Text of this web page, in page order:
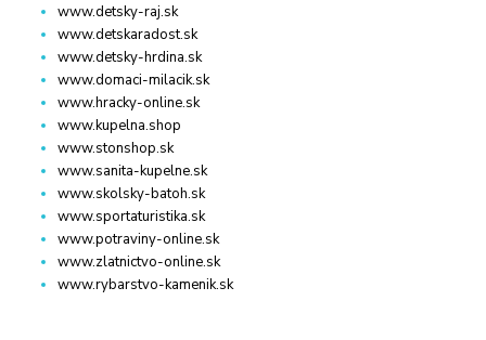
www.detsky-raj.sk
www.detskaradost.sk
www.detsky-hrdina.sk
www.domaci-milacik.sk
www.hracky-online.sk
www.kupelna.shop
www.stonshop.sk
www.sanita-kupelne.sk
www.skolsky-batoh.sk
www.sportaturistika.sk
www.potraviny-online.sk
www.zlatnictvo-online.sk
www.rybarstvo-kamenik.sk